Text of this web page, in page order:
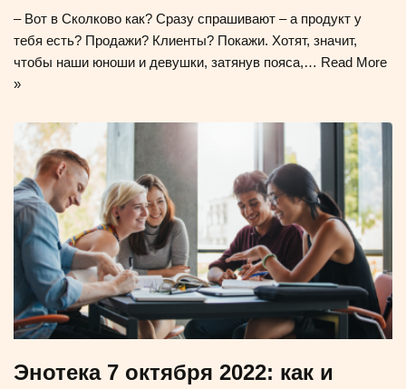
– Вот в Сколково как? Сразу спрашивают – а продукт у
тебя есть? Продажи? Клиенты? Покажи. Хотят, значит,
чтобы наши юноши и девушки, затянув пояса,… Read More
»
Энотека 7 октября 2022: как и